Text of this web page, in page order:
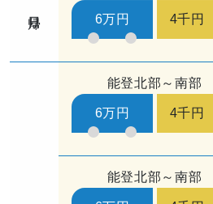
日帰り 6万円 4千円
能登北部～南部
6万円 4千円
能登北部～南部